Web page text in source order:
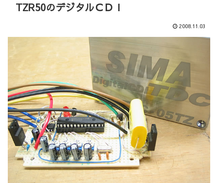
TZR50のデジタルＣＤＩ
2008.11.03